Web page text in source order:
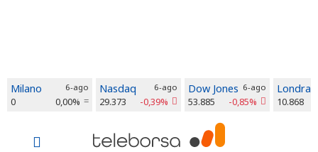
Milano 6-ago
0 0,00%
Nasdaq 6-ago
29.373 -0,39%
Dow Jones 6-ago
53.885 -0,85%
Londra
10.868